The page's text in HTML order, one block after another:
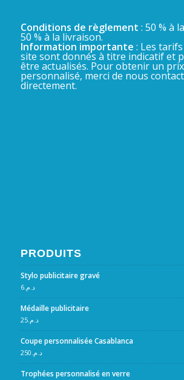
Conditions de règlement : 50 % à
50 % à la livraison.
Information importante : Les
site sont donnés à titre indicatif et
être actualisés. Pour obtenir un
personnalisé, merci de nous
directement.
PRODUITS
Stylo publicitaire gravé
د.م.6
Médaille publicitaire
د.م.25
Coupe personnalisée Casablanca
د.م.250
Trophées personnalisé en verre